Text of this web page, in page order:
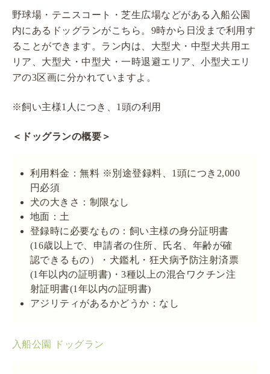
野球場・テニスコート・芝生広場などがある入船公園
内にあるドッグランがこちら。9時から日没まで利用す
ることができます。ラン内は、大型犬・中型犬共用エ
リア、大型犬・中型犬・一時退避エリア、小型犬エリ
アの3区画に分かれていますよ。
※飼い主様1人につき、1頭の利用
＜ドッグランの概要＞
利用料金：無料 ※別途登録料、1頭につき2,000
円必須
犬の大きさ：制限なし
地面：土
登録時に必要なもの：飼い主様の身分証明書
(16歳以上で、申請者の住所、氏名、年齢が確
認できるもの）・犬鑑札・狂犬病予防注射済票
(1年以内の証明書)・3種以上の混合ワクチン注
射証明書(1年以内の証明書)
アジリティがあるかどうか：なし
入船公園 ドッグラン